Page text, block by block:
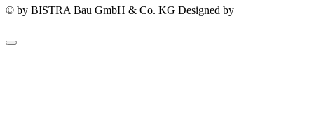
© by BISTRA Bau GmbH & Co. KG Designed by